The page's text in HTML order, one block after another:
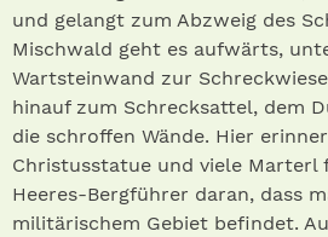
und gelangt zum Abzweig des
Mischwald geht es aufwärts,
Wartsteinwand zur
hinauf zum Schrecksattel, dem
die schroffen Wände. Hier
Christusstatue und viele Marterl
Heeres-Bergführer daran, dass
militärischem Gebiet befindet.